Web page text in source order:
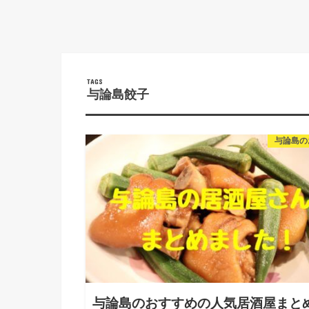
与論島餃子
与論島
与論島のおすすめの人気居酒屋まと